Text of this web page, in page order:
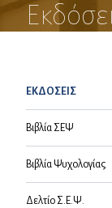
ΕΚΔΟΣΕΙΣ
Βιβλία ΣΕΨ
Βιβλία Ψυχολογίας
Δελτίο Σ.Ε.Ψ.